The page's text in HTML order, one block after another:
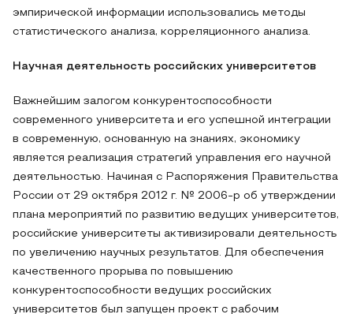
эмпирической информации использовались методы
статистического анализа, корреляционного анализа.
Научная деятельность российских университетов
Важнейшим залогом конкурентоспособности
современного университета и его успешной интеграции
в современную, основанную на знаниях, экономику
является реализация стратегий управления его научной
деятельностью. Начиная с Распоряжения Правительства
России от 29 октября 2012 г. № 2006-р об утверждении
плана мероприятий по развитию ведущих университетов,
российские университеты активизировали деятельность
по увеличению научных результатов. Для обеспечения
качественного прорыва по повышению
конкурентоспособности ведущих российских
университетов был запущен проект с рабочим